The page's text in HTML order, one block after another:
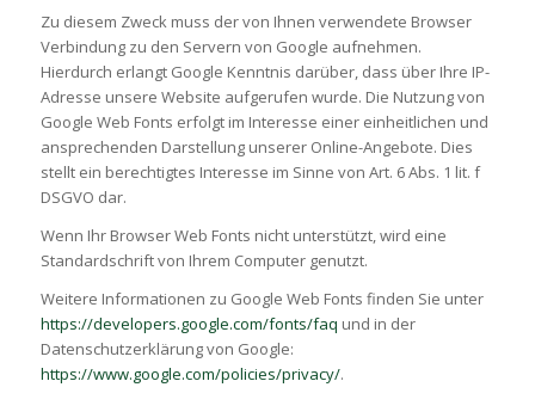
Zu diesem Zweck muss der von Ihnen verwendete Browser
Verbindung zu den Servern von Google aufnehmen.
Hierdurch erlangt Google Kenntnis darüber, dass über Ihre IP-
Adresse unsere Website aufgerufen wurde. Die Nutzung von
Google Web Fonts erfolgt im Interesse einer einheitlichen und
ansprechenden Darstellung unserer Online-Angebote. Dies
stellt ein berechtigtes Interesse im Sinne von Art. 6 Abs. 1 lit. f
DSGVO dar.
Wenn Ihr Browser Web Fonts nicht unterstützt, wird eine
Standardschrift von Ihrem Computer genutzt.
Weitere Informationen zu Google Web Fonts finden Sie unter
https://developers.google.com/fonts/faq und in der
Datenschutzerklärung von Google:
https://www.google.com/policies/privacy/.